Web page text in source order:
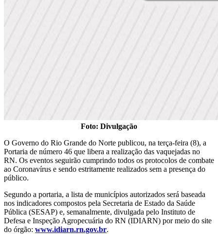
Foto: Divulgação
O Governo do Rio Grande do Norte publicou, na terça-feira (8), a
Portaria de número 46 que libera a realização das vaquejadas no
RN. Os eventos seguirão cumprindo todos os protocolos de combate
ao Coronavírus e sendo estritamente realizados sem a presença do
público.
Segundo a portaria, a lista de municípios autorizados será baseada
nos indicadores compostos pela Secretaria de Estado da Saúde
Pública (SESAP) e, semanalmente, divulgada pelo Instituto de
Defesa e Inspeção Agropecuária do RN (IDIARN) por meio do site
do órgão: www.idiarn.rn.gov.br.